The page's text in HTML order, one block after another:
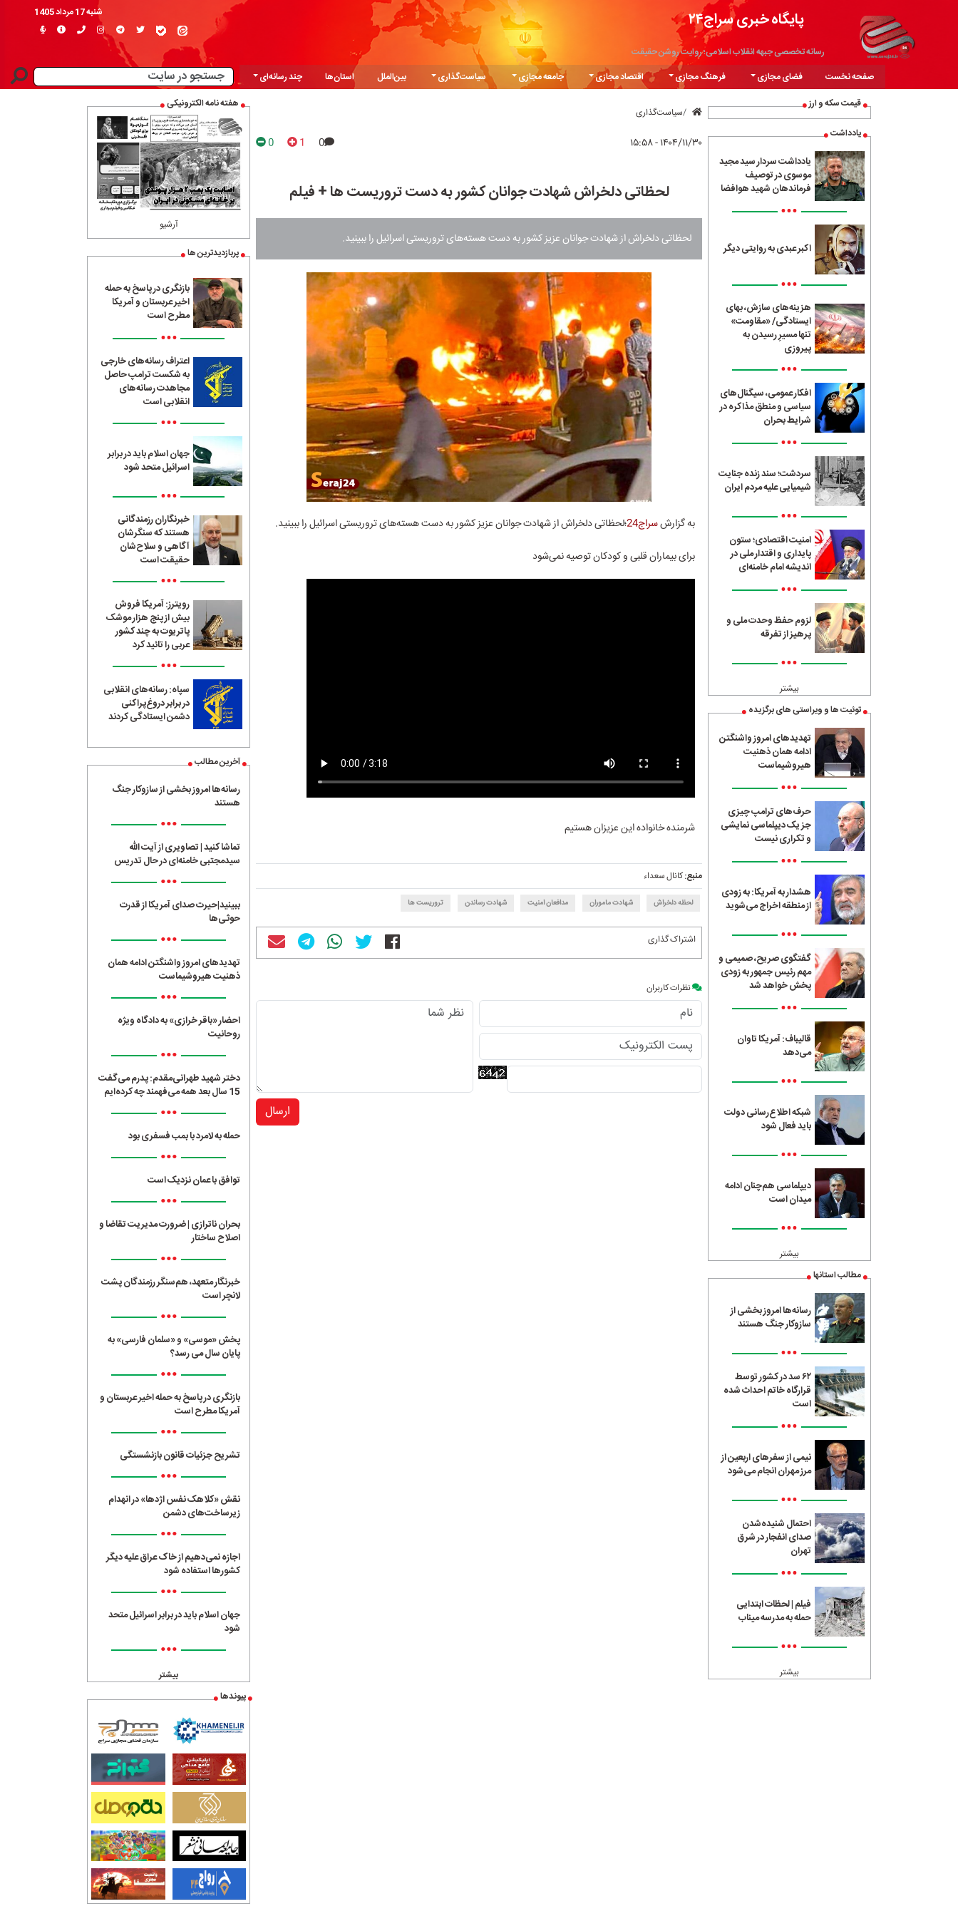
پایگاه خبری سراج۲۴
رسانه تخصصی جبهه انقلاب اسلامی؛ روایت روشن حقیقت
شنبه 17 مرداد 1405
صفحه نخست فضای مجازی فرهنگ مجازی اقتصاد مجازی جامعه مجازی سیاست‌گذاری بین‌الملل استان‌ها
چند رسانه‌ای
قیمت سکه و ارز
یادداشت
یادداشت سردار سید مجید
موسوی در توصیف
فرماندهان شهید هوافضا
•••
اکبر عبدی به روایتی دیگر
•••
هزینه‌های سازش، بهای
ایستادگی/ «مقاومت»
تنها مسیرِ رسیدن به
پیروزی
•••
افکار عمومی، سیگنال‌های
سیاسی و منطق مذاکره در
شرایط بحران
•••
سردشت؛ سند زنده جنایت
شیمیایی علیه مردم ایران
•••
امنیت اقتصادی؛ ستون
پایداری و اقتدار ملی در
اندیشه امام خامنه‌ای
•••
لزوم حفظ وحدت ملی و
پرهیز از تفرقه
•••
بیشتر
توئیت ها و ویراستی های برگزیده
تهدیدهای امروز واشنگتن
ادامه همان ذهنیت
هیروشیماست
•••
حرف‌های ترامپ چیزی
جز یک دیپلماسی نمایشی
و تکراری نیست
•••
هشدار به آمریکا: به زودی
از منطقه اخراج می‌شوید
•••
گفتگوی صریح، صمیمی و
مهم رئیس جمهور به زودی
پخش خواهد شد
•••
قالیباف: آمریکا تاوان
می‌دهد
•••
شبکه اطلاع‌رسانی دولت
باید فعال شود
•••
دیپلماسی هم‌چنان ادامه
میدان است
•••
بیشتر
مطالب استانها
رسانه‌ها امروز بخشی از
سازوکار جنگ هستند
•••
۶۲ سد در کشور توسط
قرارگاه خاتم احداث شده
است
•••
نیمی از سفرهای اربعین از
مرز مهران انجام می‌شود
•••
احتمال شنیده‌شدن
صدای انفجار در شرق
تهران
•••
فیلم | لحظات ابتدایی
حمله به مدرسه میناب
•••
بیشتر
سیاست‌گذاری
۱۴۰۴/۱۱/۳۰ - ۱۵:۵۸ 0
1
0
لحظاتی دلخراش شهادت جوانان کشور به دست تروریست ها + فیلم
لحظاتی دلخراش از شهادت جوانان عزیز کشور به دست هسته‌های تروریستی اسرائیل را ببینید.
به گزارشسراج24
؛لحظاتی دلخراش از شهادت جوانان عزیز کشور به دست هسته‌های تروریستی اسرائیل را ببینید.
برای بیماران قلبی و کودکان توصیه نمی‌شود
شرمنده خانواده این عزیزان هستیم
منبع:کانال سعداء
لحظه دلخراش شهادت ماموران مدافعان امنیت شهادت رساندن تروریست ها
اشتراک گذاری
نظرات کاربران
ارسال
هفته نامه الکترونیکی
آرشیو
پربازدیدترین ها
بازنگری در پاسخ به حمله
اخیر عربستان و آمریکا
مطرح است
•••
اعتراف رسانه‌های خارجی
به شکست ترامپ حاصل
مجاهدت رسانه‌های
انقلابی است
•••
جهان اسلام باید در برابر
اسرائیل متحد شود
•••
خبرنگاران رزمندگانی
هستند که سنگرشان
آگاهی و سلاح‌شان
حقیقت است
•••
رویترز: آمریکا فروش
بیش از پنج هزار موشک
پاتریوت به چند کشور
عربی را تائید کرد
•••
سپاه: رسانه‌های انقلابی
در برابر دروغ‌پراکنی
دشمن ایستادگی کردند
آخرین مطالب
رسانه‌ها امروز بخشی از سازوکار جنگ
هستند
•••
تماشا کنید | تصاویری از آیت الله
سیدمجتبی خامنه‌ای در حال تدریس
•••
ببینید|حیرت صدای آمریکا از قدرت
حوثی‌ها
•••
تهدیدهای امروز واشنگتن ادامه همان
ذهنیت هیروشیماست
•••
احضار «باقر خرازی» به دادگاه ویژه
روحانیت
•••
دختر شهید طهرانی‌مقدم: پدرم می‌گفت
15 سال بعد همه می‌فهمند چه کرده‌ایم
•••
حمله به لامرد با بمب فسفری بود
•••
توافق با عمان نزدیک است
•••
بحران ناترازی | ضرورت مدیریت تقاضا و
اصلاح ساختار
•••
خبرنگار متعهد، هم‌سنگر رزمندگان پشت
لانچر است
•••
پخش «موسی» و «سلمان فارسی» به
پایان سال می رسد؟
•••
بازنگری در پاسخ به حمله اخیر عربستان و
آمریکا مطرح است
•••
تشریح جزئیات قانون بازنشستگی
•••
نقش «کلاهک نفس اژدها» در انهدام
زیرساخت‌های دشمن
•••
اجازه نمی‌دهیم از خاک عراق علیه دیگر
کشورها استفاده شود
•••
جهان اسلام باید در برابر اسرائیل متحد
شود
•••
بیشتر
پیوندها